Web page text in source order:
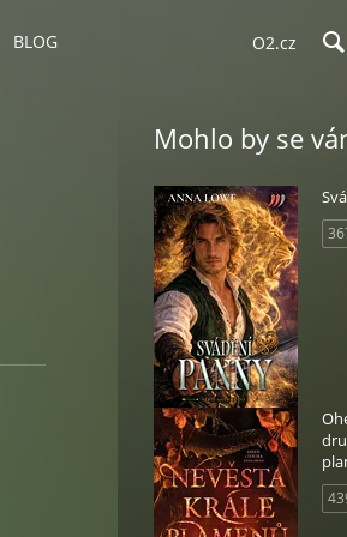
BLOG O2.cz
Mohlo by se